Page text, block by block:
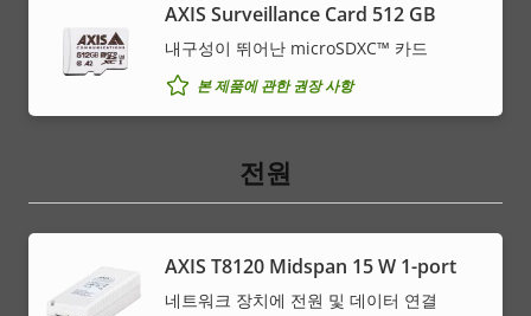
AXIS Surveillance Card 512 GB
내구성이 뛰어난 microSDXC™ 카드
본 제품에 관한 권장 사항
전원
AXIS T8120 Midspan 15 W 1-port
네트워크 장치에 전원 및 데이터 연결